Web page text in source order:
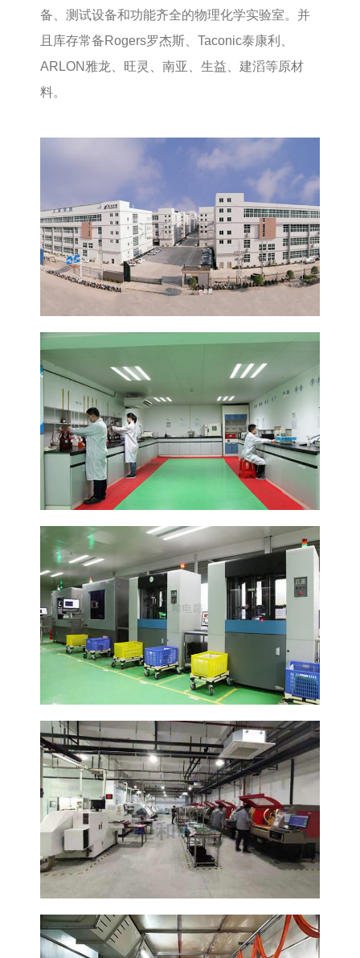
备、测试设备和功能齐全的物理化学实验室。并
且库存常备Rogers罗杰斯、Taconic泰康利、
ARLON雅龙、旺灵、南亚、生益、建滔等原材
料。